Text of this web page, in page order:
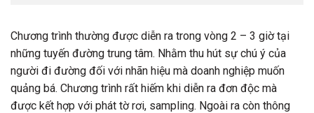
Chương trình thường được diễn ra trong vòng 2 – 3 giờ tại
những tuyến đường trung tâm. Nhằm thu hút sự chú ý của
người đi đường đối với nhãn hiệu mà doanh nghiệp muốn
quảng bá. Chương trình rất hiếm khi diễn ra đơn độc mà
được kết hợp với phát tờ rơi, sampling. Ngoài ra còn thông